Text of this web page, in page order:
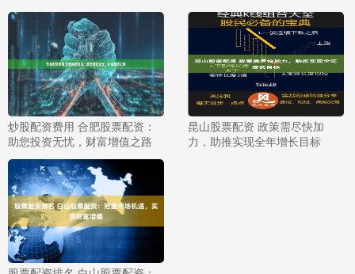
炒股配资费用 合肥股票配资：
助您投资无忧，财富增值之路
昆山股票配资 政策需尽快加
力，助推实现全年增长目标